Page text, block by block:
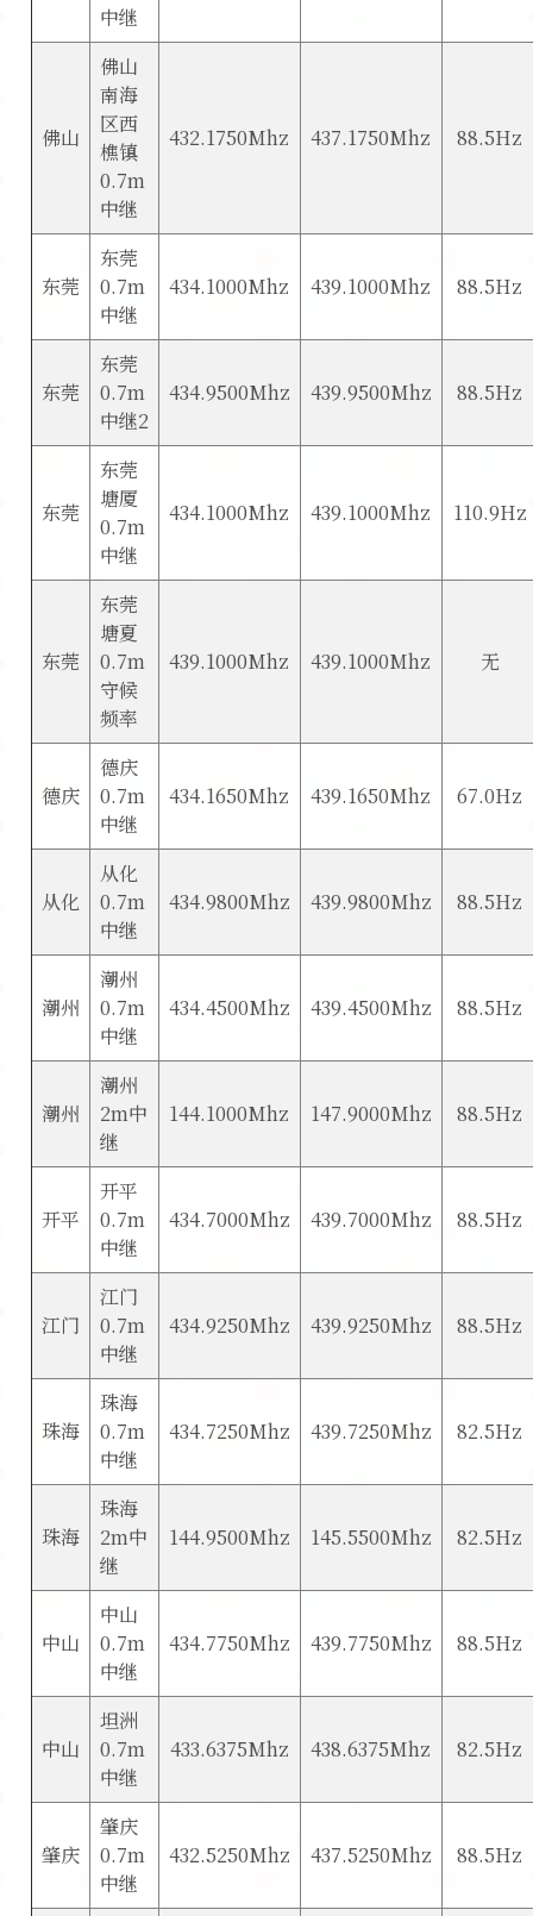
中继
佛山
佛山
南海
区西
樵镇
0.7m
中继
432.1750Mhz 437.1750Mhz 88.5Hz
东莞
东莞
0.7m
中继
434.1000Mhz 439.1000Mhz 88.5Hz
东莞
东莞
0.7m
中继2
434.9500Mhz 439.9500Mhz 88.5Hz
东莞
东莞
塘厦
0.7m
中继
434.1000Mhz 439.1000Mhz 110.9Hz
东莞
东莞
塘夏
0.7m
守候
频率
439.1000Mhz 439.1000Mhz 无
德庆
德庆
0.7m
中继
434.1650Mhz 439.1650Mhz 67.0Hz
从化
从化
0.7m
中继
434.9800Mhz 439.9800Mhz 88.5Hz
潮州
潮州
0.7m
中继
434.4500Mhz 439.4500Mhz 88.5Hz
潮州
潮州
2m中
继
144.1000Mhz 147.9000Mhz 88.5Hz
开平
开平
0.7m
中继
434.7000Mhz 439.7000Mhz 88.5Hz
江门
江门
0.7m
中继
434.9250Mhz 439.9250Mhz 88.5Hz
珠海
珠海
0.7m
中继
434.7250Mhz 439.7250Mhz 82.5Hz
珠海
珠海
2m中
继
144.9500Mhz 145.5500Mhz 82.5Hz
中山
中山
0.7m
中继
434.7750Mhz 439.7750Mhz 88.5Hz
中山
坦洲
0.7m
中继
433.6375Mhz 438.6375Mhz 82.5Hz
肇庆
肇庆
0.7m
中继
432.5250Mhz 437.5250Mhz 88.5Hz